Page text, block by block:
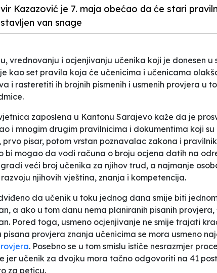
Kazazović je 7. maja obećao da će stari
van snage
vrednovanju i ocjenjivanju učenika koji je donesen u
kao set pravila koja će učenicima i učenicama
i rasteretiti ih brojnih pismenih i usmenih provjera u
zaposlena u Kantonu Sarajevo kaže da je
i mnogim drugim pravilnicima i dokumentima koji su
prvo pisar, potom vrstan poznavalac zakona i
bi mogao da vodi računa o broju ocjena datih na
veći broj učenika za njihov trud, a najmanje
njihovih vještina, znanja i kompetencija.
da učenik u toku jednog dana smije biti
a ako u tom danu nema planiranih pisanih
Pored toga, usmeno ocjenjivanje ne smije trajati
pisana provjera znanja učenicima se mora usmeno
. Posebno se u tom smislu ističe nesrazmjer
jer učenik za dvojku mora tačno odgovoriti na 41
za peticu.